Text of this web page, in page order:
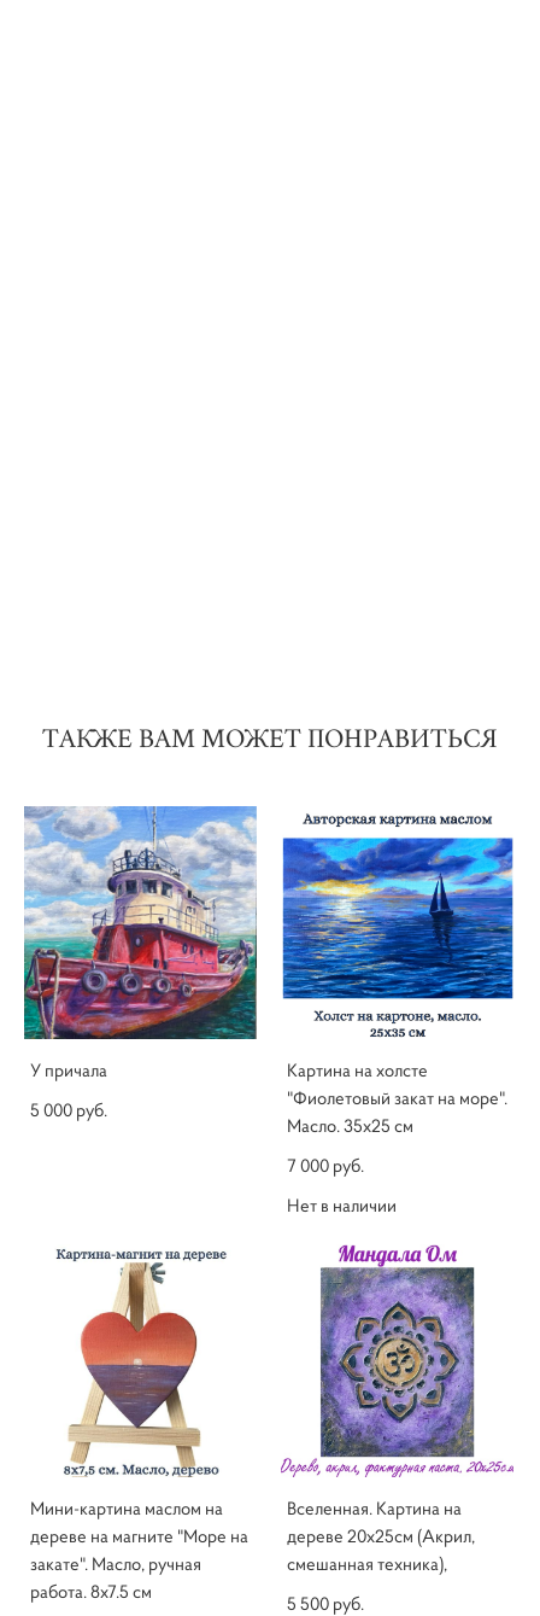
ТАКЖЕ ВАМ МОЖЕТ ПОНРАВИТЬСЯ
У причала
5 000 pуб.
Картина на холсте
"Фиолетовый закат на море".
Масло. 35х25 см
7 000 pуб.
Нет в наличии
Мини-картина маслом на
дереве на магните "Море на
закате". Масло, ручная
работа. 8х7.5 см
Вселенная. Картина на
дереве 20х25см (Акрил,
смешанная техника),
5 500 pуб.